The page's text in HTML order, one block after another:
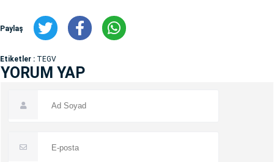
Paylaş
Etiketler : TEGV
YORUM YAP